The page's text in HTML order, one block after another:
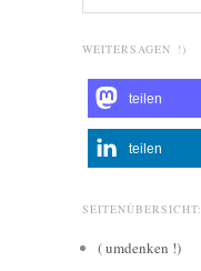
WEITERSAGEN !)
teilen
teilen
SEITENÜBERSICHT:
( umdenken !)